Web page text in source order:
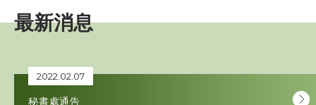
最新消息
2022.02.07
秘書處通告